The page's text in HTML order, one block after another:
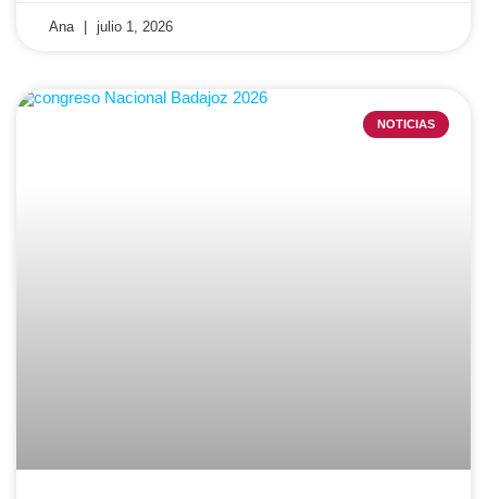
Ana julio 1, 2026
NOTICIAS